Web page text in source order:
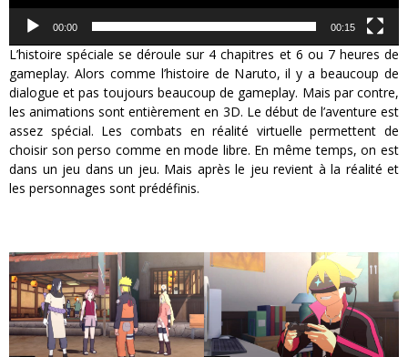
00:00 00:15
L’histoire spéciale se déroule sur 4 chapitres et 6 ou 7 heures de
gameplay. Alors comme l’histoire de Naruto, il y a beaucoup de
dialogue et pas toujours beaucoup de gameplay. Mais par contre,
les animations sont entièrement en 3D. Le début de l’aventure est
assez spécial. Les combats en réalité virtuelle permettent de
choisir son perso comme en mode libre. En même temps, on est
dans un jeu dans un jeu. Mais après le jeu revient à la réalité et
les personnages sont prédéfinis.